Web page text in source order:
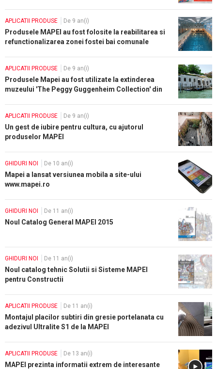
APLICATII PRODUSE De 9 an(i)
Produsele MAPEI au fost folosite la reabilitarea si
refunctionalizarea zonei fostei bai comunale
APLICATII PRODUSE De 9 an(i)
Produsele Mapei au fost utilizate la extinderea
muzeului 'The Peggy Guggenheim Collection' din
APLICATII PRODUSE De 9 an(i)
Un gest de iubire pentru cultura, cu ajutorul
produselor MAPEI
GHIDURI NOI De 10 an(i)
Mapei a lansat versiunea mobila a site-ului
www.mapei.ro
GHIDURI NOI De 11 an(i)
Noul Catalog General MAPEI 2015
GHIDURI NOI De 11 an(i)
Noul catalog tehnic Solutii si Sisteme MAPEI
pentru Constructii
APLICATII PRODUSE De 11 an(i)
Montajul placilor subtiri din gresie portelanata cu
adezivul Ultralite S1 de la MAPEI
APLICATII PRODUSE De 13 an(i)
MAPEI prezinta informatii extrem de interesante